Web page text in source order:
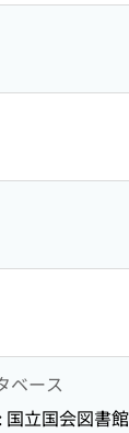
ベース
立国会図書